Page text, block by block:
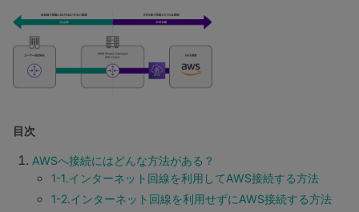
目次
AWSへ接続にはどんな方法がある？
1-1.インターネット回線を利用してAWS接続する方法
1-2.インターネット回線を利用せずにAWS接続する方法